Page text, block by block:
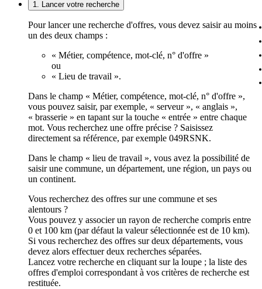
1. Lancer votre recherche
Pour lancer une recherche d'offres, vous devez saisir au moins
un des deux champs :
« Métier, compétence, mot-clé, n° d'offre »
ou
« Lieu de travail ».
Dans le champ « Métier, compétence, mot-clé, n° d'offre »,
vous pouvez saisir, par exemple, « serveur », « anglais »,
« brasserie » en tapant sur la touche « entrée » entre chaque
mot. Vous recherchez une offre précise ? Saisissez
directement sa référence, par exemple 049RSNK.
Dans le champ « lieu de travail », vous avez la possibilité de
saisir une commune, un département, une région, un pays ou
un continent.
Vous recherchez des offres sur une commune et ses
alentours ?
Vous pouvez y associer un rayon de recherche compris entre
0 et 100 km (par défaut la valeur sélectionnée est de 10 km).
Si vous recherchez des offres sur deux départements, vous
devez alors effectuer deux recherches séparées.
Lancez votre recherche en cliquant sur la loupe ; la liste des
offres d'emploi correspondant à vos critères de recherche est
restituée.